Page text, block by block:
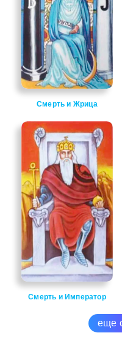
Смерть и Жрица
Смерть и Император
еще